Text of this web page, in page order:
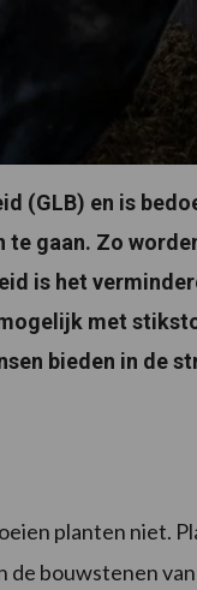
(GLB) en is
gaan. Zo
is het
met
bieden in de
planten niet.
de bouwstenen van